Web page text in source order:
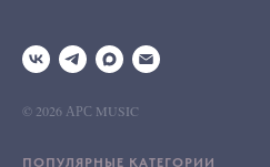
© 2026 АРС MUSIC
ПОПУЛЯРНЫЕ КАТЕГОРИИ